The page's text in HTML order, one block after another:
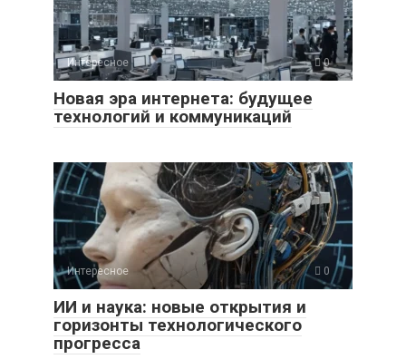
Интересное 0
Новая эра интернета: будущее
технологий и коммуникаций
Интересное 0
ИИ и наука: новые открытия и
горизонты технологического
прогресса